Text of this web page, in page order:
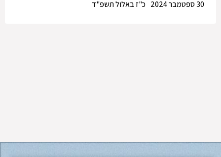
כ"ז באלול תשפ"ד
30 ספטמבר 2024